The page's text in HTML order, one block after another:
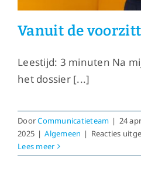
Vanuit de
Leestijd: 3 minuten Na
het dossier [...]
DoorCommunicatieteam | 24
2025 | Algemeen | Reacties
Lees meer